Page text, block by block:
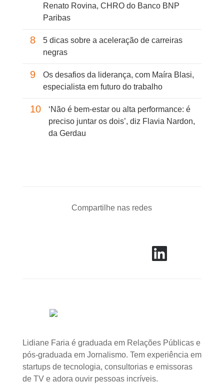
Renato Rovina, CHRO do Banco BNP
Paribas
8
5 dicas sobre a aceleração de carreiras
negras
9
Os desafios da liderança, com Maíra Blasi,
especialista em futuro do trabalho
10
‘Não é bem-estar ou alta performance: é
preciso juntar os dois’, diz Flavia Nardon,
da Gerdau
Compartilhe nas redes
Lidiane Faria é graduada em Relações Públicas e
pós-graduada em Jornalismo. Tem experiência em
startups de tecnologia, consultorias e emissoras
de TV e adora ouvir pessoas incríveis.